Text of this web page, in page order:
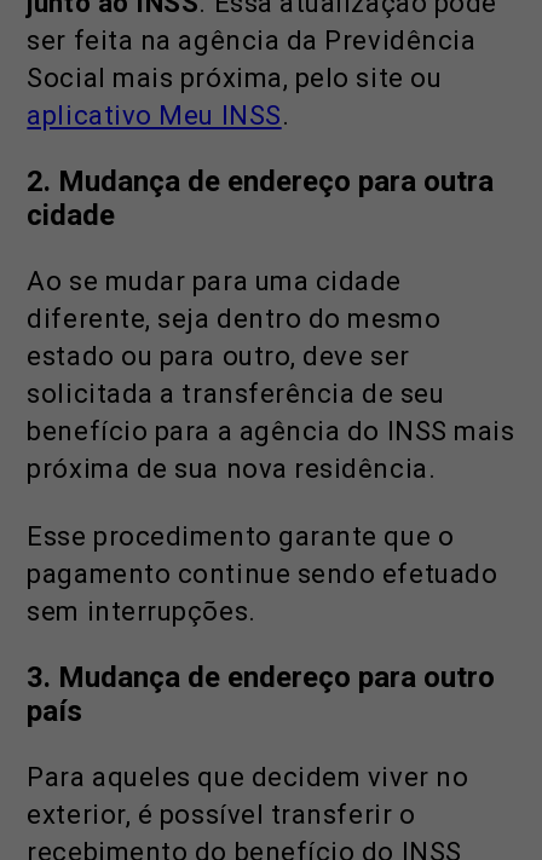
ser feita na agência da Previdência
Social mais próxima, pelo site ou
aplicativo Meu INSS.
2. Mudança de endereço para outra
cidade
Ao se mudar para uma cidade
diferente, seja dentro do mesmo
estado ou para outro, deve ser
solicitada a transferência de seu
benefício para a agência do INSS mais
próxima de sua nova residência.
Esse procedimento garante que o
pagamento continue sendo efetuado
sem interrupções.
3. Mudança de endereço para outro
país
Para aqueles que decidem viver no
exterior, é possível transferir o
recebimento do benefício do INSS